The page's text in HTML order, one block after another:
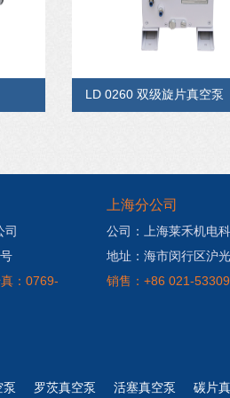
LD 0260 双级旋片真空泵
司
：0769-
上海分公司
公司：上海莱禾机电
地址：海市闵行区沪
销售：+86 021-
泵 罗茨真空泵 活塞真空泵 碳片